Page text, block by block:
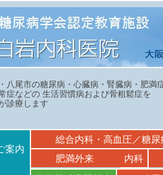
八尾市の糖尿病・心臓病・腎臓病・肥満
症などの 生活習慣病および骨粗鬆症を
診療します
案内
総合内科・高血圧／糖
肥満外来
内科